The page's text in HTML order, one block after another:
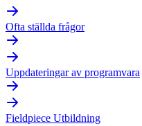
Ofta ställda frågor
Uppdateringar av programvara
Fieldpiece Utbildning